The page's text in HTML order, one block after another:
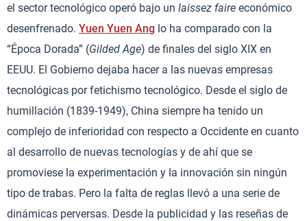
el sector tecnológico operó bajo un laissez faire económico
desenfrenado. Yuen Yuen Ang lo ha comparado con la
“Época Dorada” (Gilded Age) de finales del siglo XIX en
EEUU. El Gobierno dejaba hacer a las nuevas empresas
tecnológicas por fetichismo tecnológico. Desde el siglo de
humillación (1839-1949), China siempre ha tenido un
complejo de inferioridad con respecto a Occidente en cuanto
al desarrollo de nuevas tecnologías y de ahí que se
promoviese la experimentación y la innovación sin ningún
tipo de trabas. Pero la falta de reglas llevó a una serie de
dinámicas perversas. Desde la publicidad y las reseñas de